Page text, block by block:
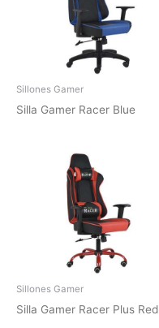
Sillones Gamer
Silla Gamer Racer Blue
Sillones Gamer
Silla Gamer Racer Plus Red